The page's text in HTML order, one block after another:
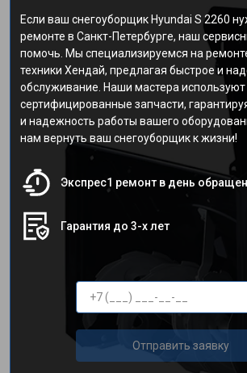
Если ваш снегоуборщик Hyundai S 2260
ремонте в Санкт-Петербурге, наш
помочь. Мы специализируемся на
техники Хендай, предлагая быстрое и
обслуживание. Наши мастера используют
сертифицированные запчасти,
и надежность работы вашего
нам вернуть ваш снегоуборщик к жизни!
Экспрес1 ремонт в день
Гарантия до 3-х лет
Отправить заявку